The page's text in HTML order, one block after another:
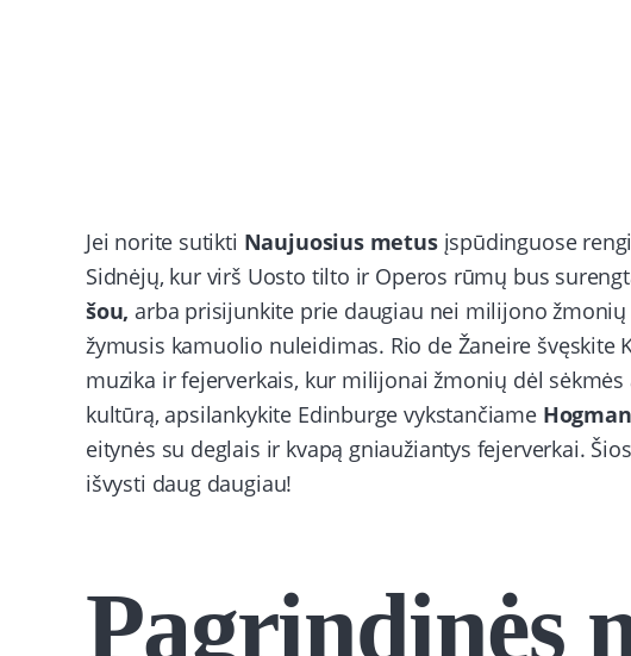
Jei norite sutikti Naujuosius metusįspūdinguose
Sidnėjų, kur virš Uosto tilto ir Operos rūmų bus
šou, arba prisijunkite prie daugiau nei milijono žmonių
žymusis kamuolio nuleidimas. Rio de Žaneire švęskite
muzika ir fejerverkais, kur milijonai žmonių dėl
kultūrą, apsilankykite Edinburge vykstančiame
eitynės su deglais ir kvapą gniaužiantys fejerverkai.
išvysti daug daugiau!
Pagrindinės